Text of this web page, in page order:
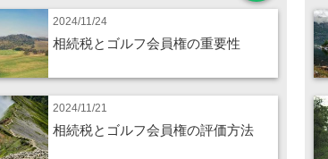
2024/11/24
相続税とゴルフ会員権の重要性
2024/11/21
相続税とゴルフ会員権の評価方法